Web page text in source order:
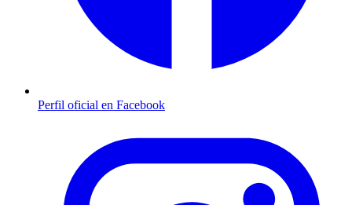
Perfil oficial en Facebook